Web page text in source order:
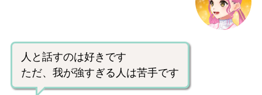
人と話すのは好きです
ただ、我が強すぎる人は苦手です